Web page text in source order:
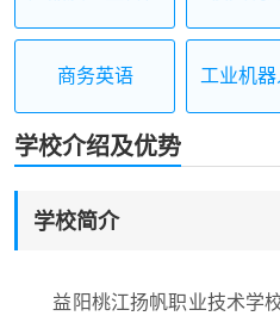
商务英语
工业机
学校介绍及优势
学校简介
益阳桃江扬帆职业技术学